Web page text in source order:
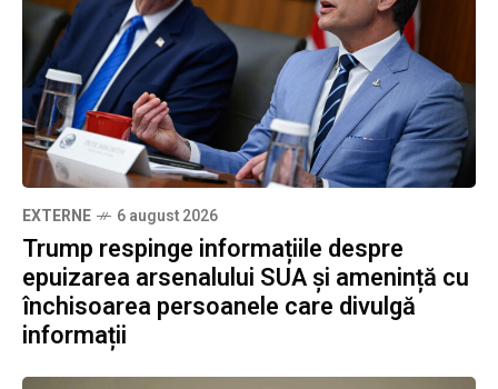
EXTERNE 6 august 2026
Trump respinge informațiile despre
epuizarea arsenalului SUA și amenință cu
închisoarea persoanele care divulgă
informații